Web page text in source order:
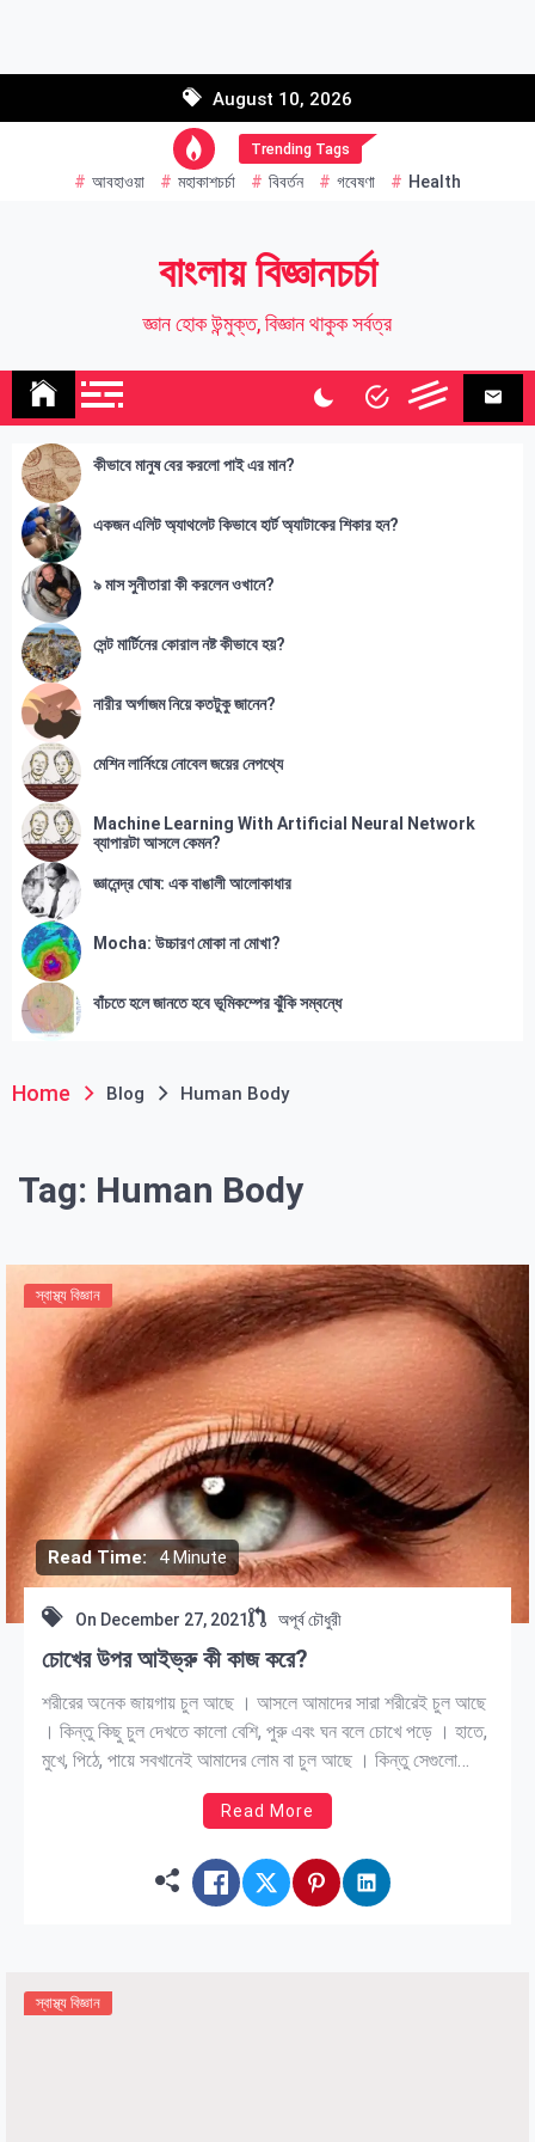
August 10, 2026
Trending Tags
আবহাওয়া মহাকাশচর্চা বিবর্তন গবেষণা Health
বাংলায় বিজ্ঞানচর্চা
জ্ঞান হোক উন্মুক্ত, বিজ্ঞান থাকুক সর্বত্র
কীভাবে মানুষ বের করলো পাই এর মান?
একজন এলিট অ্যাথলেট কিভাবে হার্ট অ্যাটাকের শিকার হন?
৯ মাস সুনীতারা কী করলেন ওখানে?
সেন্ট মার্টিনের কোরাল নষ্ট কীভাবে হয়?
নারীর অর্গাজম নিয়ে কতটুকু জানেন?
মেশিন লার্নিংয়ে নোবেল জয়ের নেপথ্যে
Machine Learning With Artificial Neural Network
ব্যাপারটা আসলে কেমন?
জ্ঞানেন্দ্র ঘোষ: এক বাঙালী আলোকাধার
Mocha: উচ্চারণ মোকা না মোখা?
বাঁচতে হলে জানতে হবে ভূমিকম্পের ঝুঁকি সম্বন্ধে
Home Blog Human Body
Tag: Human Body
Read Time: 4 Minute
স্বাস্থ্য বিজ্ঞান
On December 27, 2021 অপূর্ব চৌধুরী
চোখের উপর আইভ্রু কী কাজ করে?
শরীরের অনেক জায়গায় চুল আছে । আসলে আমাদের সারা শরীরেই চুল আছে
। কিন্তু কিছু চুল দেখতে কালো বেশি, পুরু এবং ঘন বলে চোখে পড়ে । হাতে,
মুখে, পিঠে, পায়ে সবখানেই আমাদের লোম বা চুল আছে । কিন্তু সেগুলো
পাতলা, ছোট, ধূসর রঙের এবং ঘন নয় বলে চোখে পড়ে না […]
Read More
স্বাস্থ্য বিজ্ঞান